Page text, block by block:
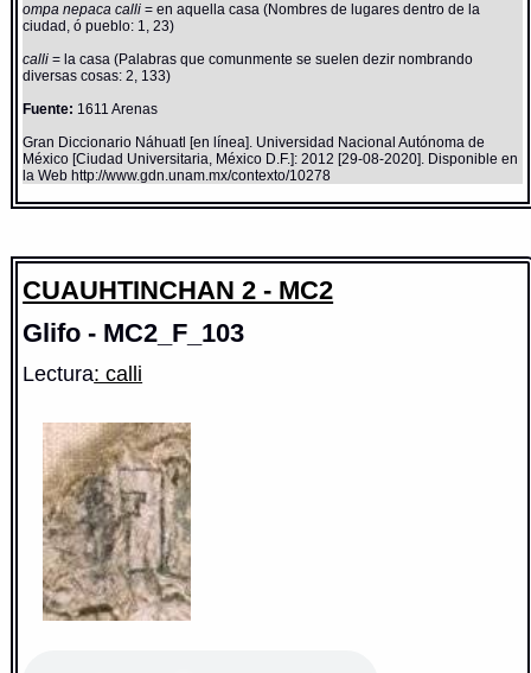
ompa nepaca calli= en aquella casa (Nombres de lugares dentro de la
ciudad, ó pueblo: 1, 23)
calli= la casa (Palabras que comunmente se suelen dezir nombrando
diversas cosas: 2, 133)
Fuente: 1611 Arenas
Gran Diccionario Náhuatl [en línea]. Universidad Nacional Autónoma de
México [Ciudad Universitaria, México D.F.]: 2012 [29-08-2020]. Disponible en
la Web http://www.gdn.unam.mx/contexto/10278
CUAUHTINCHAN 2 - MC2
Glifo - MC2_F_103
Lectura: calli